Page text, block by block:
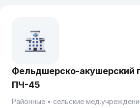
Фельдшерско-акушерский
ПЧ-45
Районные
сельские